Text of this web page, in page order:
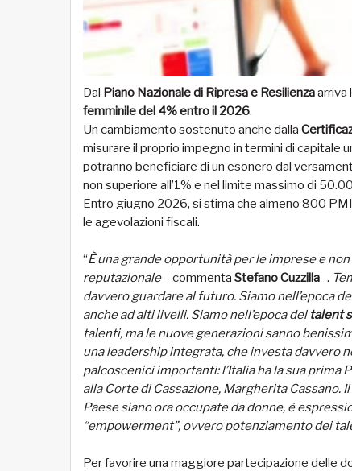
Dal Piano Nazionale di Ripresa e Resilienzaarriva
femminile del 4% entro il 2026.
Un cambiamento sostenuto anche dalla
misurare il proprio impegno in termini di capitale
potranno beneficiare di un esonero dal
non superiore all’1% e nel limite massimo di
Entro giugno 2026, si stima che almeno 800
le agevolazioni fiscali.
“È una grande opportunità per le imprese e
reputazionale– commenta Stefano Cuzzilla -.
davvero guardare al futuro. Siamo nell’epoca
anche ad alti livelli. Siamo nell’epoca deltalent
talenti, ma le nuove generazioni sanno
una leadership integrata, che investa davvero
palcoscenici importanti: l’Italia ha la sua prima
alla Corte di Cassazione, Margherita
Paese siano ora occupate da donne, è
“empowerment”, ovvero potenziamento dei
Per favorire una maggiore partecipazione delle